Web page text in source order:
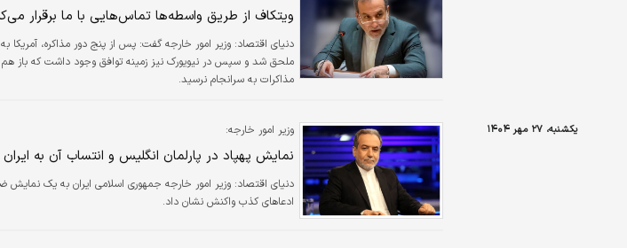
ویتکاف از طریق واسطه‌‌‌ها تماس‌هایی با ما برقرار
دنیای اقتصاد: وزیر امور خارجه گفت: ‌پس از پنج دور مذاکره، آمریکا
ملحق شد و سپس در نیویورک نیز زمینه توافق وجود داشت که باز هم
مذاکرات به سرانجام نرسید.
یکشنبه، ۲۷ مهر ۱۴۰۴ وزیر امور خارجه:
نمایش پهپاد در پارلمان انگلیس و انتساب آن به
دنیای اقتصاد: وزیر امور خارجه جمهوری اسلامی ایران به یک نمایش
ادعاهای کذب واکنش نشان داد.